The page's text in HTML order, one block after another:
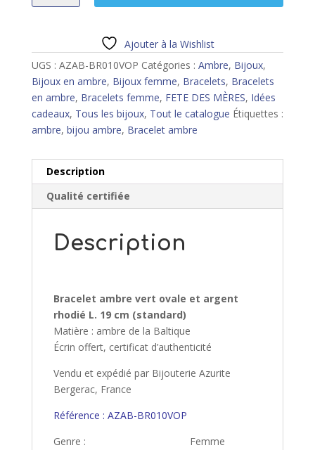
ovale
argent
rhodié
Ajouter à la Wishlist
UGS : AZAB-BR010VOP Catégories : Ambre, Bijoux,
Bijoux en ambre, Bijoux femme, Bracelets, Bracelets
en ambre, Bracelets femme, FETE DES MÈRES, Idées
cadeaux, Tous les bijoux, Tout le catalogue Étiquettes :
ambre, bijou ambre, Bracelet ambre
Description
Qualité certifiée
Description
Bracelet ambre vert ovale et argent
rhodié L. 19 cm (standard)
Matière : ambre de la Baltique
Écrin offert, certificat d’authenticité
Vendu et expédié par Bijouterie Azurite
Bergerac, France
Référence : AZAB-BR010VOP
Genre : Femme